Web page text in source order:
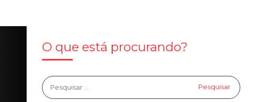
O que está procurando?